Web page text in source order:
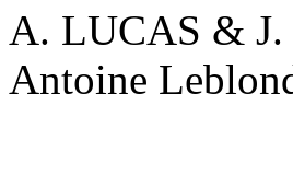
A. LUCAS &
Antoine